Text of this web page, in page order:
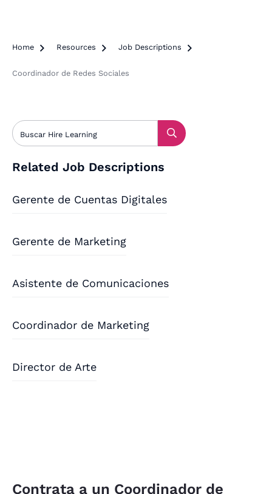
Home  Resources  Job Descriptions 
Coordinador de Redes Sociales
Related Job Descriptions
Gerente de Cuentas Digitales
Gerente de Marketing
Asistente de Comunicaciones
Coordinador de Marketing
Director de Arte
Contrata a un Coordinador de